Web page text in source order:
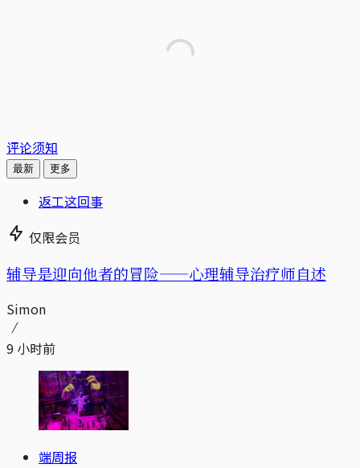
评论须知
最新 更多
返工这回事
仅限会员
辅导是迎向他者的冒险——心理辅导治疗师自述
Simon
9 小时前
端周报